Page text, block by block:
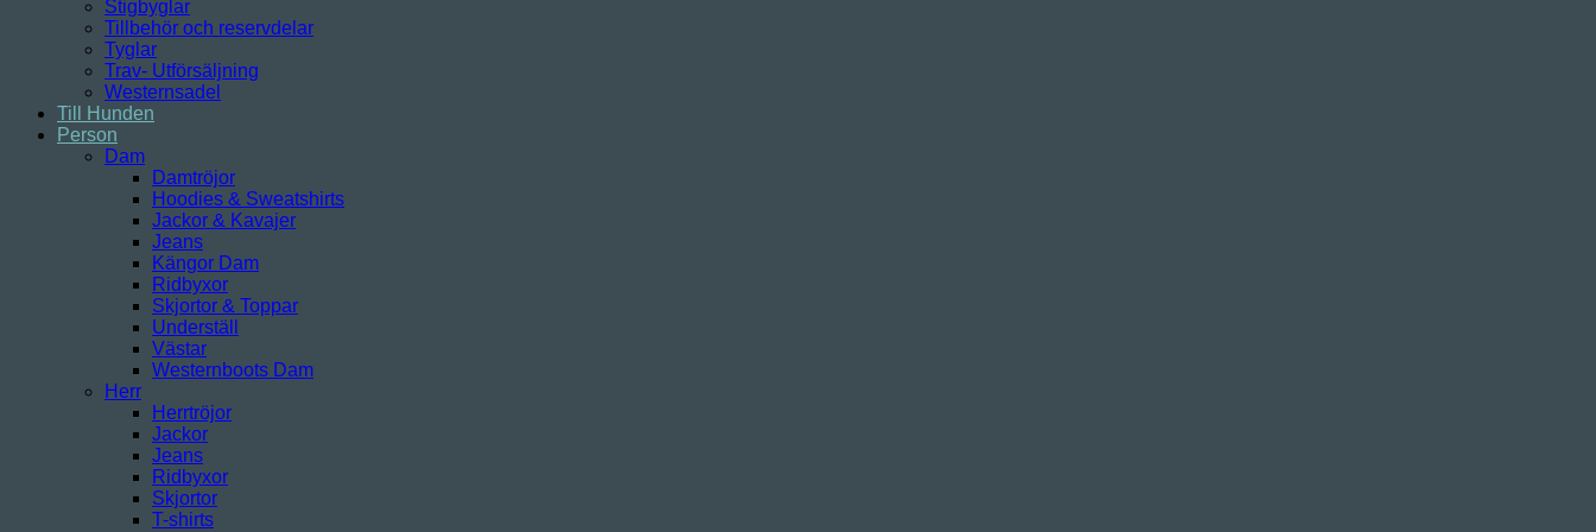
Stigbyglar
Tillbehör och reservdelar
Tyglar
Trav- Utförsäljning
Westernsadel
Till Hunden
Person
Dam
Damtröjor
Hoodies & Sweatshirts
Jackor & Kavajer
Jeans
Kängor Dam
Ridbyxor
Skjortor & Toppar
Underställ
Västar
Westernboots Dam
Herr
Herrtröjor
Jackor
Jeans
Ridbyxor
Skjortor
T-shirts